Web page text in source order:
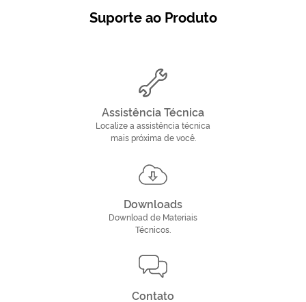
Suporte ao Produto
Assistência Técnica
Localize a assistência técnica
mais próxima de você.
Downloads
Download de Materiais
Técnicos.
Contato